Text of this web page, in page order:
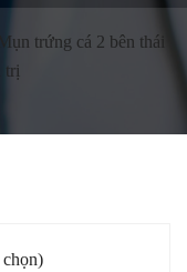
Mụn trứng cá 2 bên thái
trị